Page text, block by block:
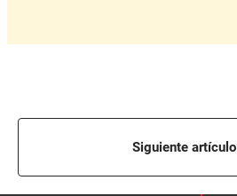
Siguiente artículo